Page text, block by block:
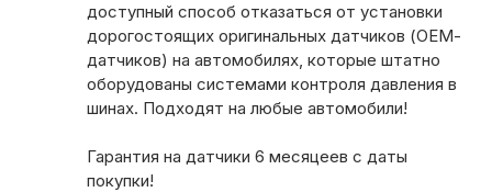
доступный способ отказаться от установки
дорогостоящих оригинальных датчиков (OEM-
датчиков) на автомобилях, которые штатно
оборудованы системами контроля давления в
шинах. Подходят на любые автомобили!
Гарантия на датчики 6 месяцеев с даты
покупки!